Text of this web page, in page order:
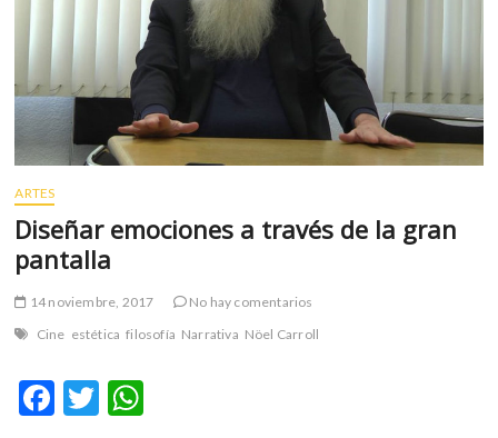
g
e
r
ARTES
Diseñar emociones a través de la gran
pantalla
14 noviembre, 2017
No hay comentarios
Cine estética filosofía Narrativa Nöel Carroll
F
T